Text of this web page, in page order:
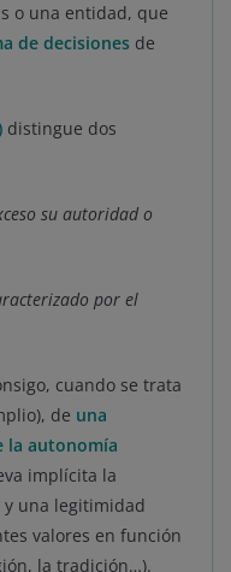
o una entidad, que
de decisiones de
distingue dos
su autoridad o
por el
cuando se trata
de una
la autonomía
implícita la
y una legitimidad
valores en función
la tradición…).